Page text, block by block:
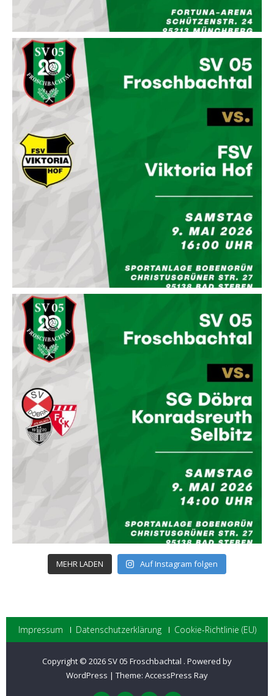
MEHR LADEN Auf Instagram folgen
Impressum Datenschutzerklärung Cookie-Richtlinie (EU)
Copyright © 2026 SV 05 Froschbachtal . Powered by
WordPress | Theme: AccessPress Ray